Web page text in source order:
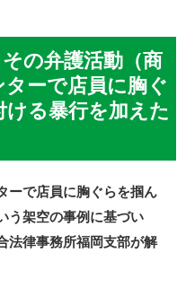
の弁護活動（商
ーで店員に胸ぐ
る暴行を加えた
ーで店員に胸ぐらを掴ん
う架空の事例に基づい
法律事務所福岡支部が解